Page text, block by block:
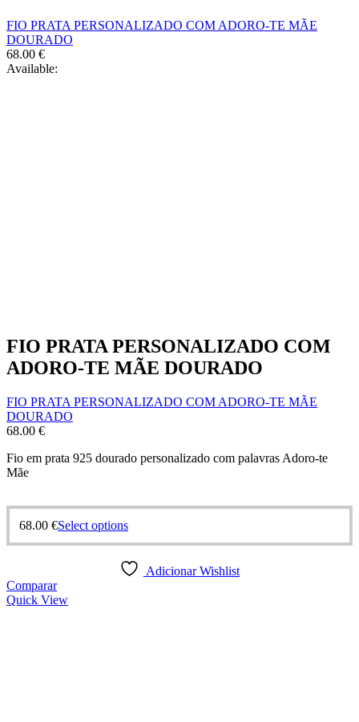
FIO PRATA PERSONALIZADO COM ADORO-TE MÃE
DOURADO
68.00 €
Available:
FIO PRATA PERSONALIZADO COM
ADORO-TE MÃE DOURADO
FIO PRATA PERSONALIZADO COM ADORO-TE MÃE
DOURADO
68.00 €
Fio em prata 925 dourado personalizado com palavras Adoro-te
Mãe
68.00 €Select options
Adicionar Wishlist
Comparar
Quick View